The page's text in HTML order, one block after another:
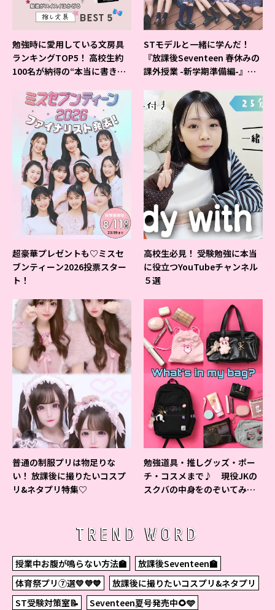
勉強時に愛用している文房具
ランキングTOP5！ 高校生約
100名が納得の“本当に書きや
STモデルと一緒に学んだ！
『放課後Seventeen 春休みの
課外授業 -新学期準備編-』イ
超豪華プレゼントも♡ミスセ
ブンティーン2026投票スター
ト！
高校生必見！ 受験勉強に本当
に役立つYouTubeチャンネル
５選
普通の制服プリは物足りな
い！ 放課後に撮りたいコスプ
リ&ネタプリ特集♡
勉強道具・推しグッズ・ポー
チ・コスメまで♪ 現役JKの
スクバの中身をのぞいてみ
TREND WORD
授業中お腹が鳴らない方法🏫
放課後Seventeen🏫
体育祭プリ⑦選💛💜💙
放課後に撮りたいコスプリ&ネタプリ
ST受験対策室📝
Seventeen夏号発売中🌻🩵